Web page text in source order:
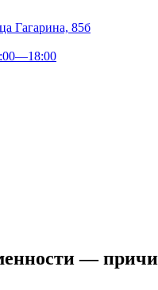
Гагарина, 85б
—